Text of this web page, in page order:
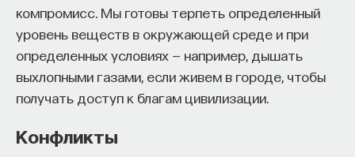
компромисс. Мы готовы терпеть определенный
уровень веществ в окружающей среде и при
определенных условиях — например, дышать
выхлопными газами, если живем в городе, чтобы
получать доступ к благам цивилизации.
Конфликты
с опытом работы в научной сфере;
Специалистов с STEM-образованием,
желающих сменить сферу деятельности;
Тех, кто пока не имеет достаточного опыта
необходимые навыки.
до сих пор. Тест говорит, что если мы твердо
не уверены в том, что техническое изобретение
или знание является общеприемлемым
и общенаучным, то мы не имеем права его
применять в суде. Адвокату в том деле удалось
научным: он показывает, например, реакцию